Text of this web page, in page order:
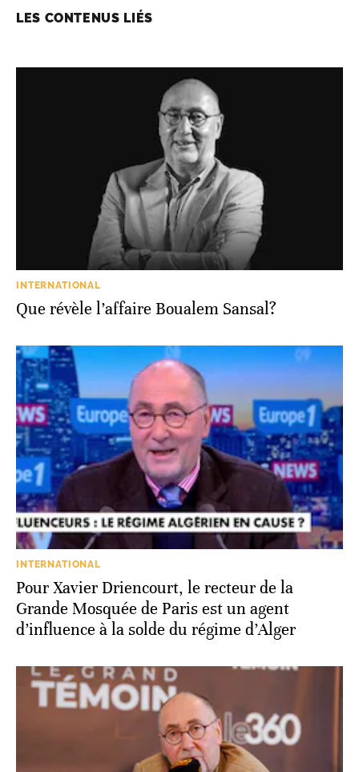
LES CONTENUS LIÉS
INTERNATIONAL
Que révèle l’affaire Boualem Sansal?
INTERNATIONAL
Pour Xavier Driencourt, le recteur de la
Grande Mosquée de Paris est un agent
d’influence à la solde du régime d’Alger